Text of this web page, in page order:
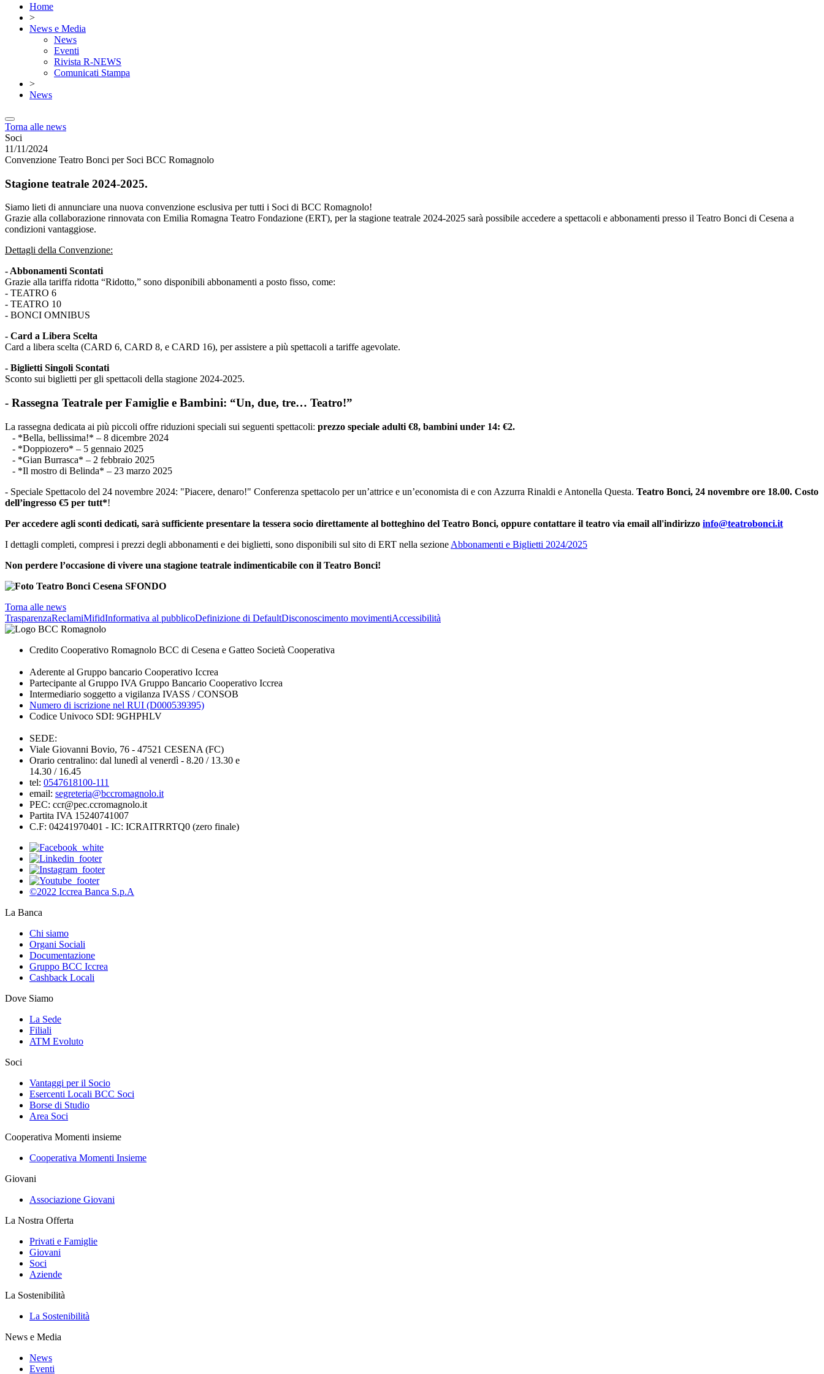
Home
>
News e Media
News
Eventi
Rivista R-NEWS
Comunicati Stampa
>
News
Torna alle news
Soci
11/11/2024
Convenzione Teatro Bonci per Soci BCC Romagnolo
Stagione teatrale 2024-2025.
Siamo lieti di annunciare una nuova convenzione esclusiva per tutti i Soci di BCC Romagnolo!
Grazie alla collaborazione rinnovata con Emilia Romagna Teatro Fondazione (ERT), per la stagione teatrale 2024-2025 sarà possibile accedere a spettacoli e abbonamenti presso il Teatro Bonci di Cesena a
condizioni vantaggiose.
Dettagli della Convenzione:
- Abbonamenti Scontati
Grazie alla tariffa ridotta “Ridotto,” sono disponibili abbonamenti a posto fisso, come:
- TEATRO 6
- TEATRO 10
- BONCI OMNIBUS
- Card a Libera Scelta
Card a libera scelta (CARD 6, CARD 8, e CARD 16), per assistere a più spettacoli a tariffe agevolate.
- Biglietti Singoli Scontati
Sconto sui biglietti per gli spettacoli della stagione 2024-2025.
- Rassegna Teatrale per Famiglie e Bambini: “Un, due, tre… Teatro!”
La rassegna dedicata ai più piccoli offre riduzioni speciali sui seguenti spettacoli: prezzo speciale adulti €8, bambini under 14: €2.
- *Bella, bellissima!* – 8 dicembre 2024
- *Doppiozero* – 5 gennaio 2025
- *Gian Burrasca* – 2 febbraio 2025
- *Il mostro di Belinda* – 23 marzo 2025
- Speciale Spettacolo del 24 novembre 2024: "Piacere, denaro!" Conferenza spettacolo per un’attrice e un’economista di e con Azzurra Rinaldi e Antonella Questa. Teatro Bonci, 24 novembre ore 18.00. Costo
dell’ingresso €5 per tutt*!
Per accedere agli sconti dedicati, sarà sufficiente presentare la tessera socio direttamente al botteghino del Teatro Bonci, oppure contattare il teatro via email all'indirizzo info@teatrobonci.it
I dettagli completi, compresi i prezzi degli abbonamenti e dei biglietti, sono disponibili sul sito di ERT nella sezione Abbonamenti e Biglietti 2024/2025
Non perdere l’occasione di vivere una stagione teatrale indimenticabile con il Teatro Bonci!
Torna alle news
TrasparenzaReclamiMifidInformativa al pubblicoDefinizione di DefaultDisconoscimento movimentiAccessibilità
Credito Cooperativo Romagnolo BCC di Cesena e Gatteo Società Cooperativa
Aderente al Gruppo bancario Cooperativo Iccrea
Partecipante al Gruppo IVA Gruppo Bancario Cooperativo Iccrea
Intermediario soggetto a vigilanza IVASS / CONSOB
Numero di iscrizione nel RUI (D000539395)
Codice Univoco SDI: 9GHPHLV
SEDE:
Viale Giovanni Bovio, 76 - 47521 CESENA (FC)
Orario centralino: dal lunedì al venerdì - 8.20 / 13.30 e
14.30 / 16.45
tel: 0547618100-111
email: segreteria@bccromagnolo.it
PEC: ccr@pec.ccromagnolo.it
Partita IVA 15240741007
C.F: 04241970401 - IC: ICRAITRRTQ0 (zero finale)
©2022 Iccrea Banca S.p.A
La Banca
Chi siamo
Organi Sociali
Documentazione
Gruppo BCC Iccrea
Cashback Locali
Dove Siamo
La Sede
Filiali
ATM Evoluto
Soci
Vantaggi per il Socio
Esercenti Locali BCC Soci
Borse di Studio
Area Soci
Cooperativa Momenti insieme
Cooperativa Momenti Insieme
Giovani
Associazione Giovani
La Nostra Offerta
Privati e Famiglie
Giovani
Soci
Aziende
La Sostenibilità
La Sostenibilità
News e Media
News
Eventi